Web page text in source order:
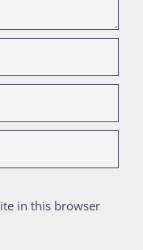
in this browser